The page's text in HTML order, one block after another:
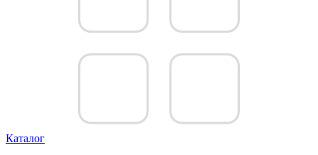
Каталог